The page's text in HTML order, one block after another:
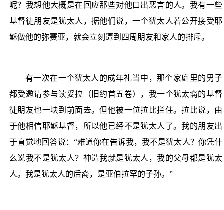
呢？我想他大概是在回应那些对他口出恶言的人。我有一些
基督徒朋友是犹太人，据他们说，一个犹太人若公开接受耶
稣做他的弥赛亚，就会立刻遭到四周朋友和家人的排斥。
有一次在一个犹太人的成年礼当中，那个家庭里的男子
都受邀请参与读妥拉（旧约首五卷），我一个犹太裔的基督
徒朋友也一块到前面去。但他被一位拉比拦住。拉比说，由
于他相信耶稣基督，所以他已经不是犹太人了。我的朋友出
于直觉地回答说：“难道你在告诉我，我不是犹太人？你凭什
么说我不是犹太人？神造我就是犹太人，我的父母都是犹太
人。我是犹太人的后裔，是亚伯拉罕的子孙。”